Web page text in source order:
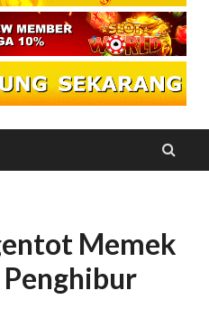
Memek